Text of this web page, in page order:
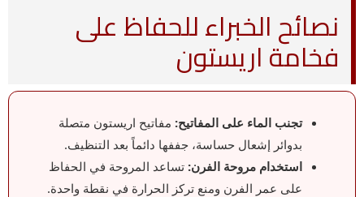
نصائح الخبراء للحفاظ على
فخامة اريستون
تجنب الماء على المفاتيح: مفاتيح اريستون متصلة
بدوائر إشعال حساسة، جففها دائماً بعد التنظيف.
استخدام مروحة الفرن: تساعد المروحة في الحفاظ
على عمر الفرن ومنع تركز الحرارة في نقطة واحدة.